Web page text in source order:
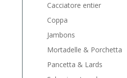
Cacciatore entier
Coppa
Jambons
Mortadelle & Porchetta
Pancetta & Lards